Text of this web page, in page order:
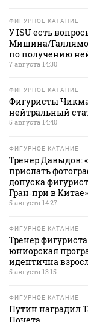
ФИГУРНОЕ КАТАНИЕ
У ISU есть
Мишина/
по получению
7 августа 14:30
ФИГУРНОЕ КАТАНИЕ
Фигуристы
нейтральный
5 августа 14:40
ФИГУРНОЕ КАТАНИЕ
Тренер Давыдов:
прислать
допуска
Гран‑при в Китае»
5 августа 14:27
ФИГУРНОЕ КАТАНИЕ
Тренер
юниорская
идентична
5 августа 13:15
ФИГУРНОЕ КАТАНИЕ
Путин наградил